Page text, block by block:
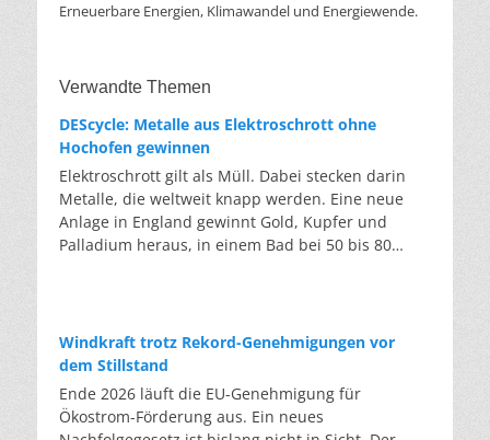
Erneuerbare Energien, Klimawandel und Energiewende.
Verwandte Themen
DEScycle: Metalle aus Elektroschrott ohne
Hochofen gewinnen
Elektroschrott gilt als Müll. Dabei stecken darin
Metalle, die weltweit knapp werden. Eine neue
Anlage in England gewinnt Gold, Kupfer und
Palladium heraus, in einem Bad bei 50 bis 80
tausend Grad ein. Energieintensiv und nur im
industriellen Großmaßstab möglich. Das Londoner
Start-up DEScycle hat im englischen Teesside eine
Demonstrationsanlage eröffnet, die ohne diese
Hitze auskommt: Ein chemisches Bad löst die
Windkraft trotz Rekord-Genehmigungen vor
dem Stillstand
Ende 2026 läuft die EU-Genehmigung für
Ökostrom-Förderung aus. Ein neues